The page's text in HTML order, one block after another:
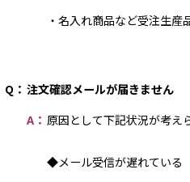
・名入れ商品など受注生産
Q： 注文確認メールが届きません
A： 原因として下記状況が考え
◆メール受信が遅れている